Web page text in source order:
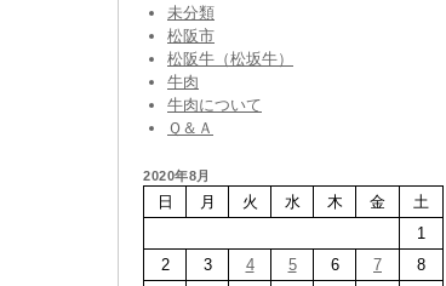
未分類
松阪市
松阪牛（松坂牛）
牛肉
牛肉について
Ｑ＆Ａ
2020年8月
日 月 火 水 木 金
土
1
2
3 4 5 6 7
8